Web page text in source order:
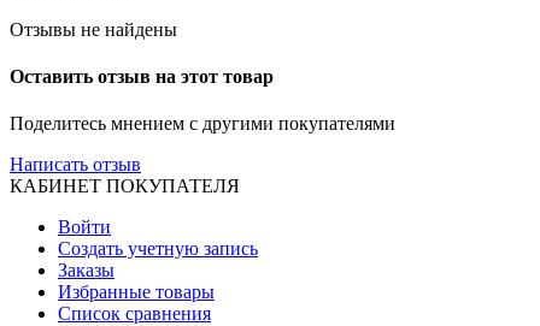
Отзывы не найдены
Оставить отзыв на этот товар
Поделитесь мнением с другими покупателями
Написать отзыв
КАБИНЕТ ПОКУПАТЕЛЯ
Войти
Создать учетную запись
Заказы
Избранные товары
Список сравнения